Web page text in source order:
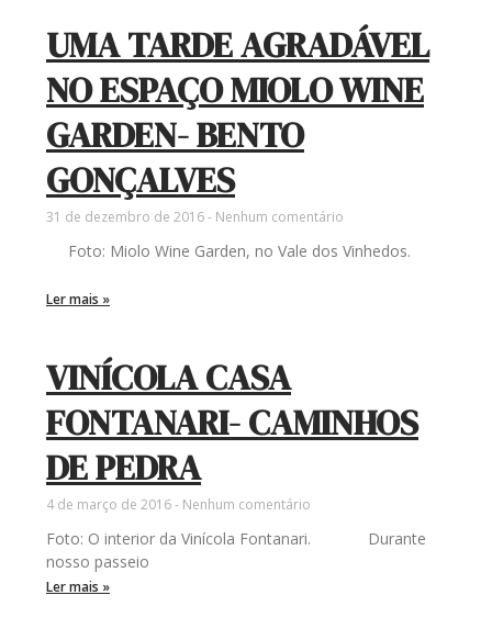
UMA TARDE AGRADÁVEL
NO ESPAÇO MIOLO WINE
GARDEN- BENTO
GONÇALVES
31 de dezembro de 2016 Nenhum comentário
Foto: Miolo Wine Garden, no Vale dos Vinhedos.
Ler mais »
VINÍCOLA CASA
FONTANARI- CAMINHOS
DE PEDRA
4 de março de 2016 Nenhum comentário
Foto: O interior da Vinícola Fontanari. Durante
nosso passeio
Ler mais »